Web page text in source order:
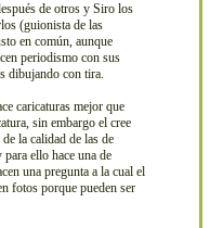
de otros y Siro los
(guionista de las
en común, aunque
periodismo con sus
dibujando con tira.
caricaturas mejor que
sin embargo el cree
la calidad de las de
para ello hace una de
una pregunta a la cual el
fotos porque pueden ser